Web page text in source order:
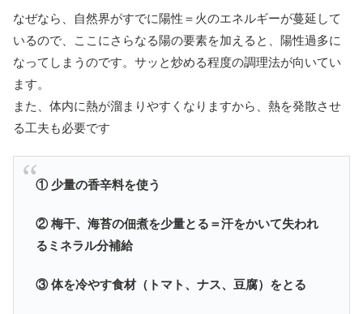
なぜなら、自然界がすでに陽性＝火のエネルギーが蔓延して
いるので、ここにさらなる陽の要素を加えると、陽性過多に
なってしまうのです。サッと炒める程度の調理法が向いてい
ます。
また、体内に熱が溜まりやすくなりますから、熱を発散させ
る工夫も必要です
① 少量の香辛料を使う
② 梅干、海苔の佃煮を少量とる＝汗をかいて失われ
るミネラル分補給
③ 体を冷やす食材（トマト、ナス、豆腐）をとる